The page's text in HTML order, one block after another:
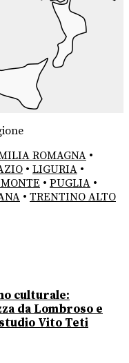
ROMAGNA •
• LIGURIA •
• PUGLIA •
• TRENTINO ALTO
culturale:
da Lombroso e
Vito Teti